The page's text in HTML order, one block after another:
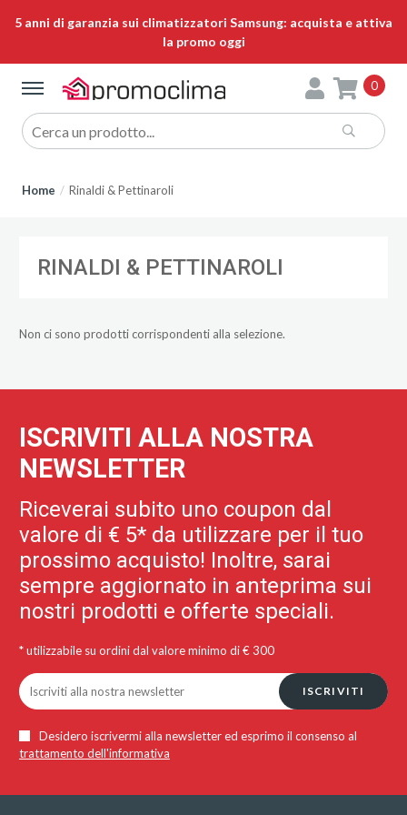
5 anni di garanzia sui climatizzatori Samsung: acquista e attiva
la promo oggi
0
Home Rinaldi & Pettinaroli
RINALDI & PETTINAROLI
Non ci sono prodotti corrispondenti alla selezione.
ISCRIVITI ALLA NOSTRA
NEWSLETTER
Riceverai subito uno coupon dal
valore di € 5* da utilizzare per il tuo
prossimo acquisto! Inoltre, sarai
sempre aggiornato in anteprima sui
nostri prodotti e offerte speciali.
* utilizzabile su ordini dal valore minimo di € 300
ISCRIVITI
Desidero iscrivermi alla newsletter ed esprimo il consenso al
trattamento dell'informativa